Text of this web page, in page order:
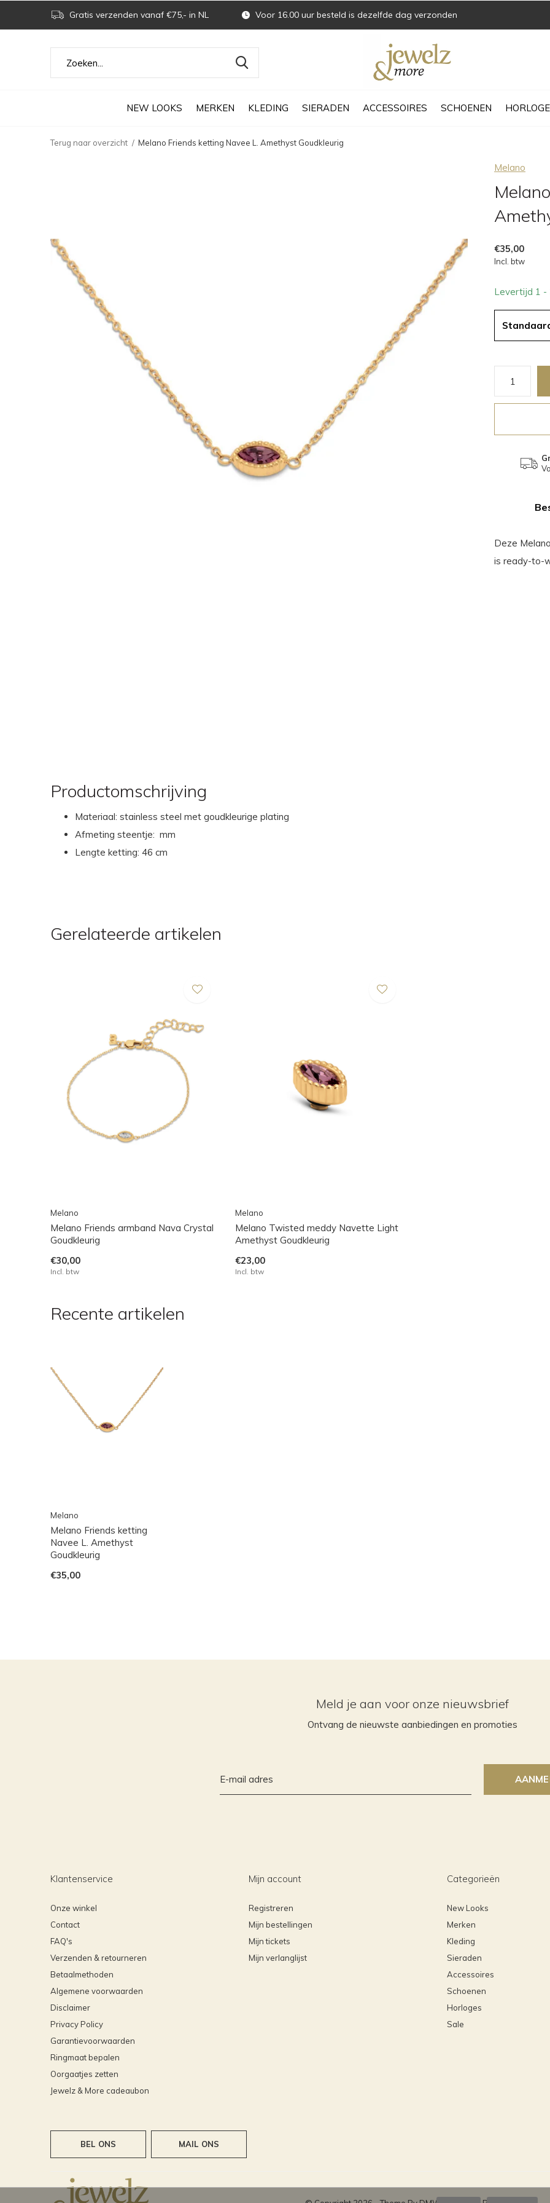
NEW LOOKS MERKEN KLEDING SIERADEN ACCESSOIRES SCHOENEN
Gratis verzenden vanaf €75,- in NL Voor 16.00 uur besteld is dezelfde dag verzonden
Terug naar overzicht Melano Friends ketting Navee L. Amethyst Goudkleurig
Melano
€35,00
Incl. btw
Levertijd 1 -
Deze
is ready-to-
Productomschrijving
Materiaal: stainless steel met goudkleurige plating
Afmeting steentje: mm
Lengte ketting: 46 cm
Gerelateerde artikelen
Melano
Melano Friends armband Nava Crystal
Goudkleurig
€30,00
Incl. btw
Melano
Melano Twisted meddy Navette Light
Amethyst Goudkleurig
€23,00
Incl. btw
Recente artikelen
Melano
Melano Friends ketting
Navee L. Amethyst
Goudkleurig
€35,00
Meld je aan voor onze nieuwsbrief
Ontvang de nieuwste aanbiedingen en promoties
Klantenservice
Onze winkel
Contact
FAQ's
Verzenden & retourneren
Betaalmethoden
Algemene voorwaarden
Disclaimer
Privacy Policy
Garantievoorwaarden
Ringmaat bepalen
Oorgaatjes zetten
Jewelz & More cadeaubon
Mijn account
Registreren
Mijn bestellingen
Mijn tickets
Mijn verlanglijst
Categorieën
New Looks
Merken
Kleding
Sieraden
Accessoires
Schoenen
Horloges
Sale
BEL ONS MAIL ONS